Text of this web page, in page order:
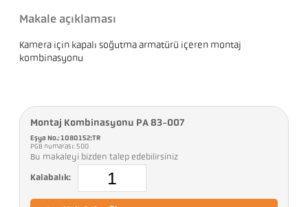
Makale açıklaması
Kamera için kapalı soğutma armatürü içeren montaj
kombinasyonu
Montaj Kombinasyonu PA 83-007
Eşya No.: 1080152:TR
PGB numarası: 500
Bu makaleyi bizden talep edebilirsiniz
Kalabalık: